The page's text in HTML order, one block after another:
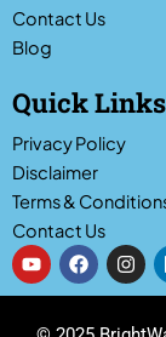
Contact Us
Blog
Quick Links
Privacy Policy
Disclaimer
Terms &
Contact Us
Y
o
u
u
F
a
c
b
I
n
s
a